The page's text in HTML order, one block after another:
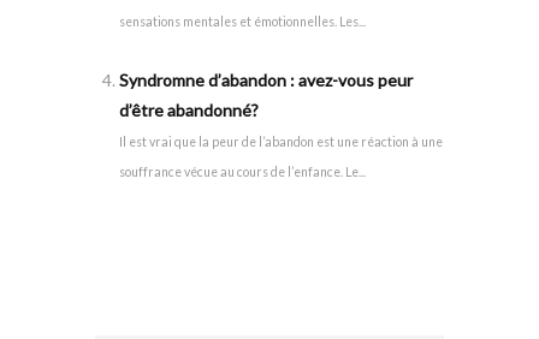
sensations mentales et émotionnelles. Les...
Syndromne d’abandon : avez-vous peur
d’être abandonné?
Il est vrai que la peur de l’abandon est une réaction à une
souffrance vécue au cours de l’enfance. Le...